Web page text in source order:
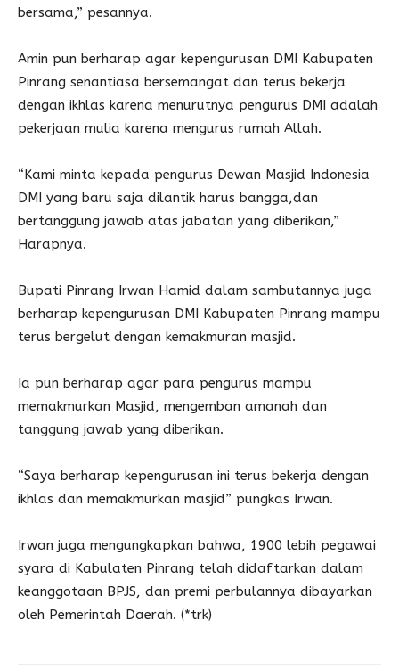
bersama,” pesannya.
Amin pun berharap agar kepengurusan DMI Kabupaten
Pinrang senantiasa bersemangat dan terus bekerja
dengan ikhlas karena menurutnya pengurus DMI adalah
pekerjaan mulia karena mengurus rumah Allah.
“Kami minta kepada pengurus Dewan Masjid Indonesia
DMI yang baru saja dilantik harus bangga,dan
bertanggung jawab atas jabatan yang diberikan,”
Harapnya.
Bupati Pinrang Irwan Hamid dalam sambutannya juga
berharap kepengurusan DMI Kabupaten Pinrang mampu
terus bergelut dengan kemakmuran masjid.
Ia pun berharap agar para pengurus mampu
memakmurkan Masjid, mengemban amanah dan
tanggung jawab yang diberikan.
“Saya berharap kepengurusan ini terus bekerja dengan
ikhlas dan memakmurkan masjid” pungkas Irwan.
Irwan juga mengungkapkan bahwa, 1900 lebih pegawai
syara di Kabulaten Pinrang telah didaftarkan dalam
keanggotaan BPJS, dan premi perbulannya dibayarkan
oleh Pemerintah Daerah. (*trk)